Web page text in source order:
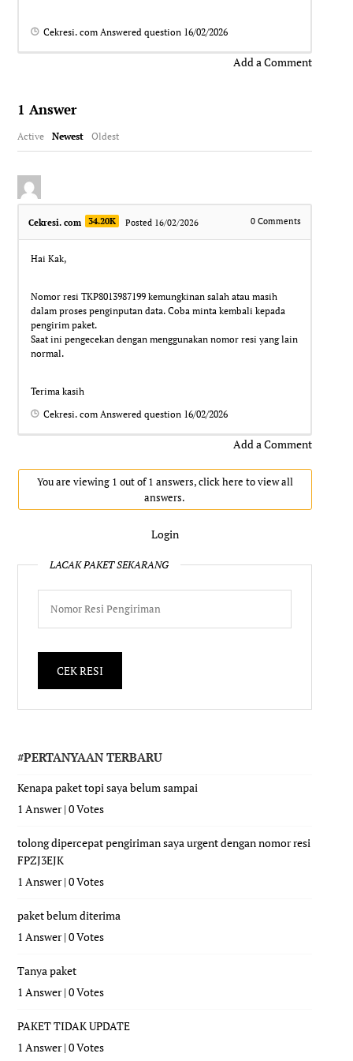
Cekresi. com Answered question 16/02/2026
Add a Comment
1 Answer
Active Newest Oldest
Cekresi. com 34.20K Posted 16/02/2026 0Comments
Hai Kak,
Nomor resi TKP8013987199 kemungkinan salah atau masih
dalam proses penginputan data. Coba minta kembali kepada
pengirim paket.
Saat ini pengecekan dengan menggunakan nomor resi yang lain
normal.
Terima kasih
Cekresi. com Answered question 16/02/2026
Add a Comment
You are viewing 1 out of 1 answers, click here to view all
answers.
Login
LACAK PAKET SEKARANG
#PERTANYAAN TERBARU
Kenapa paket topi saya belum sampai
1 Answer|0 Votes
tolong dipercepat pengiriman saya urgent dengan nomor resi
FPZJ3EJK
1 Answer|0 Votes
paket belum diterima
1 Answer|0 Votes
Tanya paket
1 Answer|0 Votes
PAKET TIDAK UPDATE
1 Answer|0 Votes